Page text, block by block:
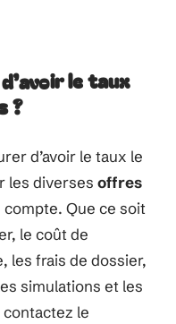
le taux
?
d’avoir le taux le
les diverses offres
Que ce soit
le coût de
les frais de dossier,
simulations et les
le